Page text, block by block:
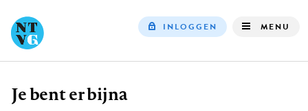
INLOGGEN MENU
Kruimelpad
Je bent er bijna